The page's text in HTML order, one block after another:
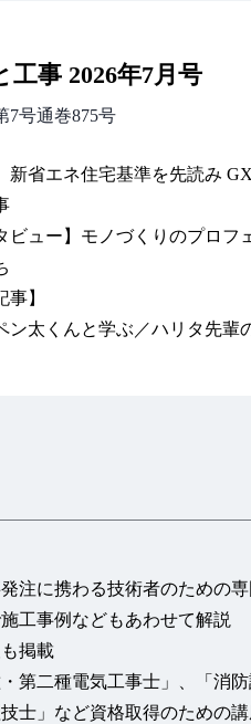
工事 2026年7月号
7号通巻875号
新省エネ住宅基準を先読み
ビュー】モノづくりのプロフ
事】
太くんと学ぶ／ハリタ先輩
工事資格対策編～ たとえて
大手飛車取り！第一種電気工
一般問題）の徹底研究
注に携わる技術者のための
工事例などもあわせて解説
掲載
第二種電気工事士」、「消
士」など資格取得のための